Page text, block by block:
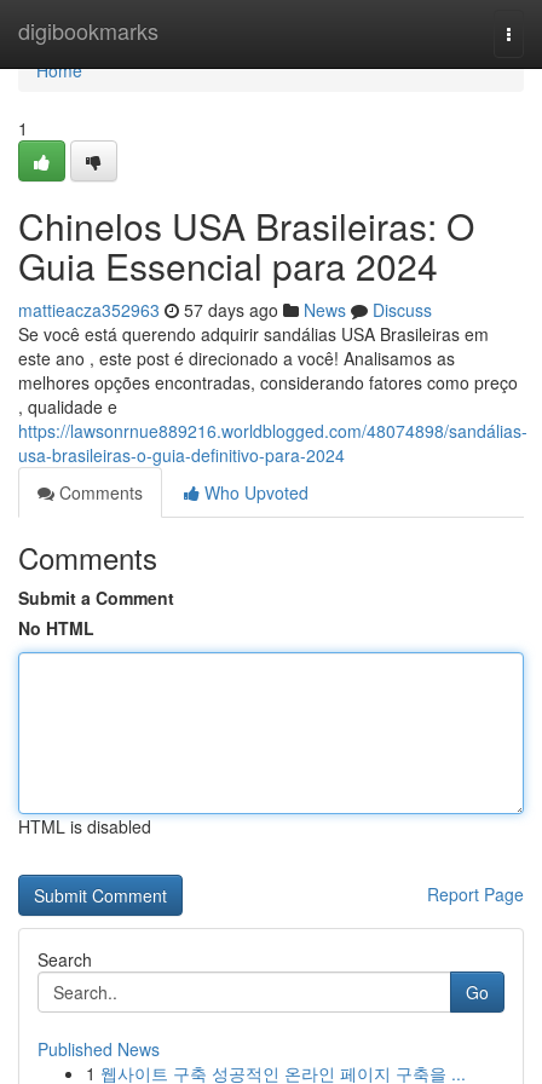
digibookmarks
Home
Home
1
Chinelos USA Brasileiras: O
Guia Essencial para 2024
mattieacza352963 57 days ago News
Discuss
Se você está querendo adquirir sandálias USA Brasileiras em
este ano , este post é direcionado a você! Analisamos as
melhores opções encontradas, considerando fatores como preço
, qualidade e
https://lawsonrnue889216.worldblogged.com/48074898/sandálias-
usa-brasileiras-o-guia-definitivo-para-2024
Comments
Who Upvoted
Comments
Submit a Comment
No HTML
HTML is disabled
Report Page
Search
Go
Published News
1 웹사이트 구축 성공적인 온라인 페이지 구축을 ...